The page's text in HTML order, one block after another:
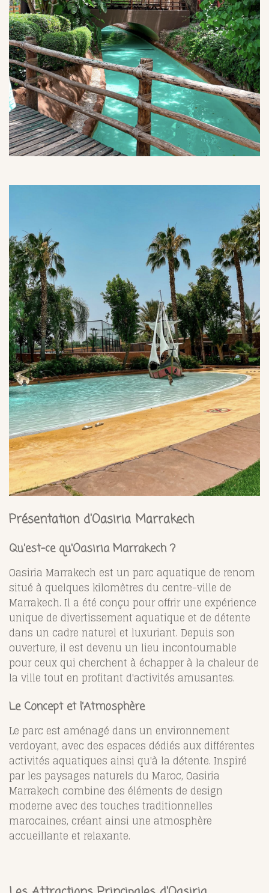
Présentation d'Oasiria Marrakech
Qu'est-ce qu'Oasiria Marrakech ?
Oasiria Marrakech est un parc aquatique de renom
situé à quelques kilomètres du centre-ville de
Marrakech. Il a été conçu pour offrir une expérience
unique de divertissement aquatique et de détente
dans un cadre naturel et luxuriant. Depuis son
ouverture, il est devenu un lieu incontournable
pour ceux qui cherchent à échapper à la chaleur de
la ville tout en profitant d'activités amusantes.
Le Concept et l’Atmosphère
Le parc est aménagé dans un environnement
verdoyant, avec des espaces dédiés aux différentes
activités aquatiques ainsi qu'à la détente. Inspiré
par les paysages naturels du Maroc, Oasiria
Marrakech combine des éléments de design
moderne avec des touches traditionnelles
marocaines, créant ainsi une atmosphère
accueillante et relaxante.